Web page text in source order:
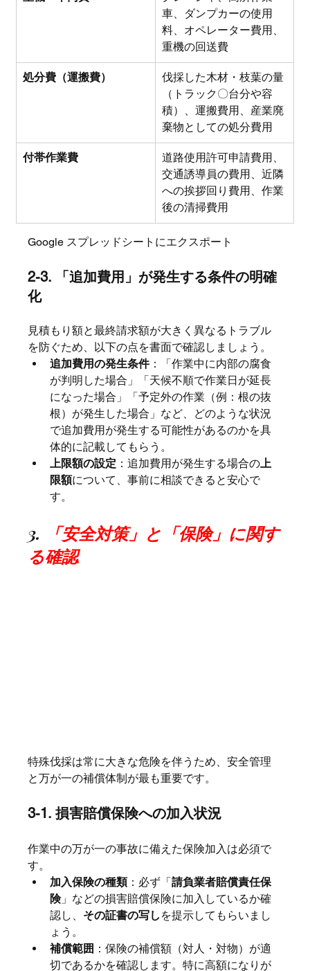
車、ダンプカーの使用
料、オペレーター費用、
重機の回送費
処分費（運搬費）
伐採した木材・枝葉の量
（トラック〇台分や容
積）、運搬費用、産業廃
棄物としての処分費用
付帯作業費
道路使用許可申請費用、
交通誘導員の費用、近隣
への挨拶回り費用、作業
後の清掃費用
Google スプレッドシートにエクスポート
2-3. 「追加費用」が発生する条件の明確
化
見積もり額と最終請求額が大きく異なるトラブル
を防ぐため、以下の点を書面で確認しましょう。
追加費用の発生条件：「作業中に内部の腐食
が判明した場合」「天候不順で作業日が延長
になった場合」「予定外の作業（例：根の抜
根）が発生した場合」など、どのような状況
で追加費用が発生する可能性があるのかを具
体的に記載してもらう。
上限額の設定 ：追加費用が発生する場合の上
限額について、事前に相談できると安心で
す。
3.
「安全対策」と「保険」に関す
る確認
特殊伐採は常に大きな危険を伴うため、安全管理
と万が一の補償体制が最も重要です。
3-1. 損害賠償保険への加入状況
作業中の万が一の事故に備えた保険加入は必須で
す。
加入保険の種類：必ず「請負業者賠償責任保
険」などの損害賠償保険に加入しているか確
認し、 その証書の写し を提示してもらいまし
ょう。
補償範囲 ：保険の補償額（対人・対物）が適
切であるかを確認します。特に高額になりが